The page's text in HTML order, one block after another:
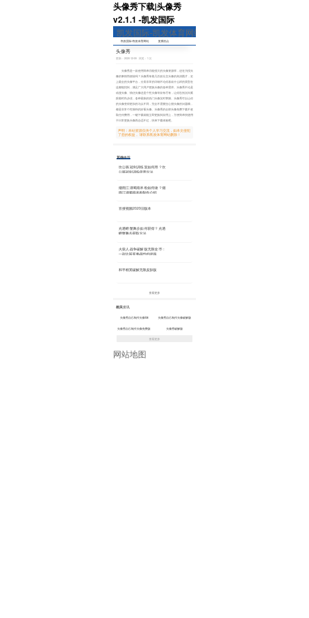
头像秀下载|头像秀
v2.1.1 -凯发国际
凯发国际-凯发体育网站
凯发国际-凯发体育网站
直播热点
头像秀
更新：2020-12-09 浏览：1 次
头像秀是一款使用简单功能强大的头像资源库，还在为找头
像的事情而烦恼吗？头像秀有着几百款社交头像的高清图片，史
上最全的头像平台，分类非常的详细不论你喜欢什么样的类型在
这都能找到，满足广大用户更换头像的各种需求。头像秀不论是
动漫头像、情侣头像还是个性头像等应有尽有，让你告别沉闷紧
跟着时尚步伐，各种最新的热门头像实时掌握。头像秀可以让你
的头像变得更加的与众不同，完全不需要担心撞头像的问题哦，
都是非常个性独特的好看头像。头像秀的全部头像免费下载不收
取任何费用，一键下载就能立即更换到应用上，方便简单快捷用
于日常更换头像再合适不过，快来下载体验吧。
声明：本站资源仅供个人学习交流，如本文侵犯
了您的权益， 请联系凯发体育网站删除！
其他推荐
坎公骑冠剑训练室如何用？坎
公骑冠剑训练使用方法
烟雨江湖蜀南米粉如何做？烟
雨江湖蜀南米粉制作介绍
百搜视频2020旧版本
光遇螃蟹舞步如何获得？光遇
螃蟹舞步获取方法
火柴人战争破解版无限金币：
一款比较有挑战性的游戏
和平精英破解无限皮肤版
查看更多
相关资讯
头像秀自己制作头像ios 头像秀自己制作头像破解版
头像秀自己制作头像免费版 头像秀破解版
查看更多
网站地图